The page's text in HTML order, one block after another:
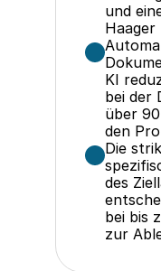
und
Haager
KI
bei der
über
den
Die
des
bei bis
zur